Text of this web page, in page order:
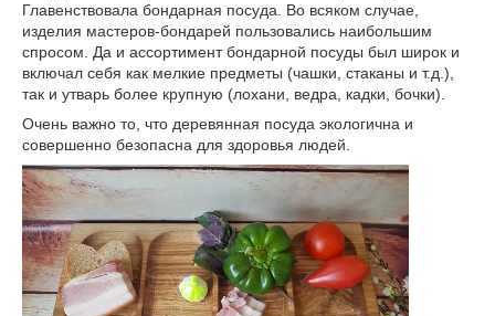
Главенствовала бондарная посуда. Во всяком случае,
изделия мастеров-бондарей пользовались наибольшим
спросом. Да и ассортимент бондарной посуды был широк и
включал себя как мелкие предметы (чашки, стаканы и т.д.),
так и утварь более крупную (лохани, ведра, кадки, бочки).
Очень важно то, что деревянная посуда экологична и
совершенно безопасна для здоровья людей.